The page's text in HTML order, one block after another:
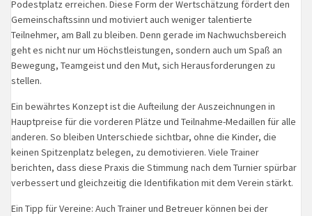
Podestplatz erreichen. Diese Form der Wertschätzung fördert den
Gemeinschaftssinn und motiviert auch weniger talentierte
Teilnehmer, am Ball zu bleiben. Denn gerade im Nachwuchsbereich
geht es nicht nur um Höchstleistungen, sondern auch um Spaß an
Bewegung, Teamgeist und den Mut, sich Herausforderungen zu
stellen.
Ein bewährtes Konzept ist die Aufteilung der Auszeichnungen in
Hauptpreise für die vorderen Plätze und Teilnahme-Medaillen für alle
anderen. So bleiben Unterschiede sichtbar, ohne die Kinder, die
keinen Spitzenplatz belegen, zu demotivieren. Viele Trainer
berichten, dass diese Praxis die Stimmung nach dem Turnier spürbar
verbessert und gleichzeitig die Identifikation mit dem Verein stärkt.
Ein Tipp für Vereine: Auch Trainer und Betreuer können bei der